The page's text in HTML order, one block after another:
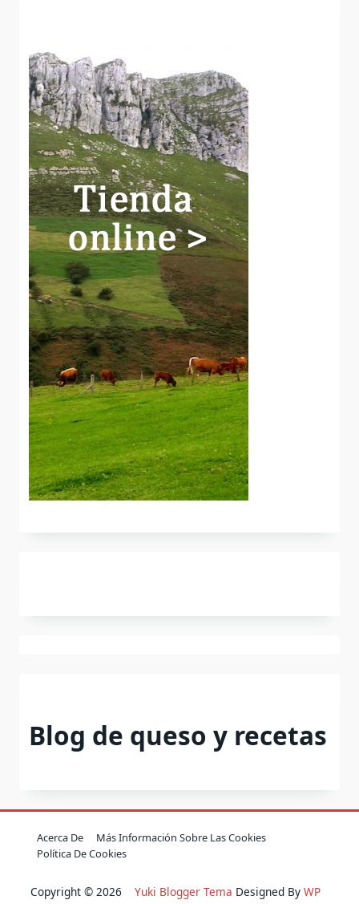
Blog de queso y recetas
Acerca De
Más Información Sobre Las Cookies
Política De Cookies
Copyright © 2026 Yuki Blogger Tema Designed By WP